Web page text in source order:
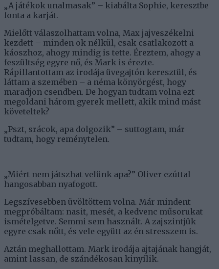
„A játékok unalmasak” – kiabálta Sophie, keresztbe
fonta a karját.
Mielőtt válaszolhattam volna, Max jajveszékelni
kezdett – minden ok nélkül, csak csatlakozott a
káoszhoz, ahogy mindig is tette. Éreztem, ahogy a
feszültség egyre nő, és Mark is érezte.
Rápillantottam az irodája üvegajtón keresztül, és
láttam a szemében – a néma könyörgést, hogy
maradjon csendben. De hogyan tudtam volna ezt
megoldani három gyerek mellett, akik mind mást
követeltek?
„Pszt, srácok, apa dolgozik” – suttogtam, már
tudtam, hogy reménytelen.
„Miért nem játszhat velünk apa?” Oliver ezúttal
hangosabban nyafogott.
Legszívesebben üvöltöttem volna. Már mindent
megpróbáltam: nasit, mesét, a kedvenc műsorukat
ismételgetve. Semmi sem használt. A zajszintjük
egyre csak nőtt, és vele együtt az én stresszem is.
Aztán meghallottam. Mark irodája ajtajának hangját,
amint lassan, de szándékosan kinyílik.